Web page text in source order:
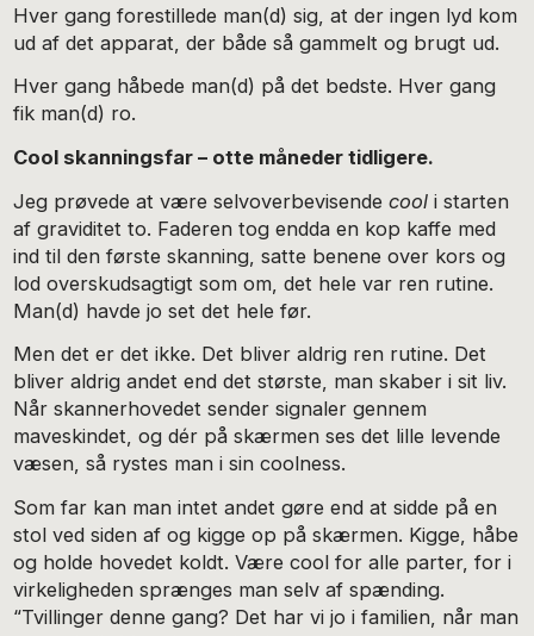
Hver gang forestillede man(d) sig, at der ingen lyd kom
ud af det apparat, der både så gammelt og brugt ud.
Hver gang håbede man(d) på det bedste. Hver gang
fik man(d) ro.
Cool skanningsfar – otte måneder tidligere.
Jeg prøvede at være selvoverbevisendecool i starten
af graviditet to. Faderen tog endda en kop kaffe med
ind til den første skanning, satte benene over kors og
lod overskudsagtigt som om, det hele var ren rutine.
Man(d) havde jo set det hele før.
Men det er det ikke. Det bliver aldrig ren rutine. Det
bliver aldrig andet end det største, man skaber i sit liv.
Når skannerhovedet sender signaler gennem
maveskindet, og dér på skærmen ses det lille levende
væsen, så rystes man i sin coolness.
Som far kan man intet andet gøre end at sidde på en
stol ved siden af og kigge op på skærmen. Kigge, håbe
og holde hovedet koldt. Være cool for alle parter, for i
virkeligheden sprænges man selv af spænding.
“Tvillinger denne gang? Det har vi jo i familien, når man